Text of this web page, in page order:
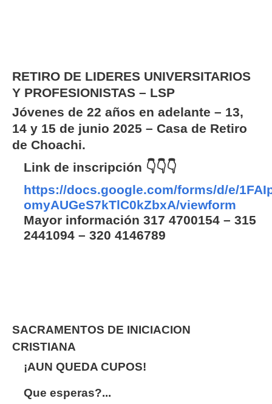
RETIRO DE LIDERES UNIVERSITARIOS
Y PROFESIONISTAS – LSP
Jóvenes de 22 años en adelante – 13,
14 y 15 de junio 2025 – Casa de Retiro
de Choachi.
Link de inscripción 👇👇👇
https://docs.google.com/forms/d/e/
omyAUGeS7kTlC0kZbxA/viewform
Mayor información 317 4700154 – 315
2441094 – 320 4146789
SACRAMENTOS DE INICIACION
CRISTIANA
¡AUN QUEDA CUPOS!
Que esperas?...